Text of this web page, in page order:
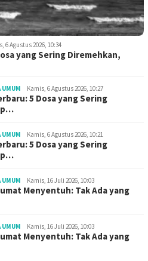
6 Agustus 2026, 10:34
yang Sering Diremehkan,
UMUM Kamis, 6 Agustus 2026, 10:27
5 Dosa yang Sering
UMUM Kamis, 6 Agustus 2026, 10:21
5 Dosa yang Sering
UMUM Kamis, 16 Juli 2026, 10:03
Menyentuh: Tak Ada yang
UMUM Kamis, 16 Juli 2026, 10:03
Menyentuh: Tak Ada yang